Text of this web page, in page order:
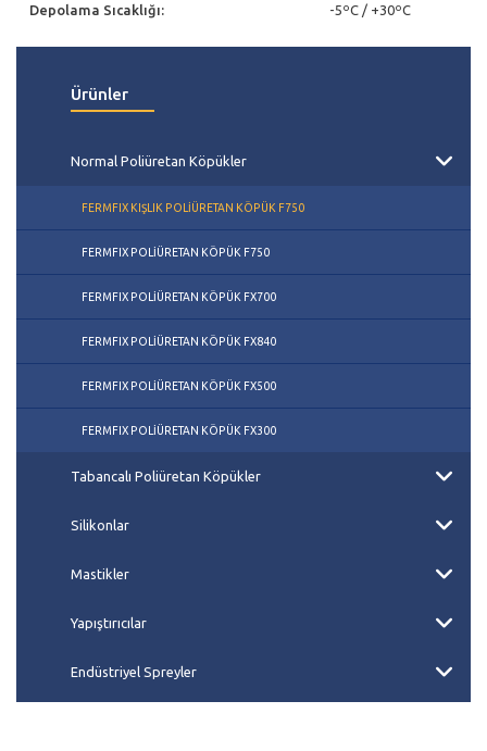
Depolama Sıcaklığı: -5ºC / +30ºC
Ürünler
Normal Poliüretan Köpükler
FERMFIX KIŞLIK POLİÜRETAN KÖPÜK F750
FERMFIX POLİÜRETAN KÖPÜK F750
FERMFIX POLİÜRETAN KÖPÜK FX700
FERMFIX POLİÜRETAN KÖPÜK FX840
FERMFIX POLİÜRETAN KÖPÜK FX500
FERMFIX POLİÜRETAN KÖPÜK FX300
Tabancalı Poliüretan Köpükler
Silikonlar
Mastikler
Yapıştırıcılar
Endüstriyel Spreyler